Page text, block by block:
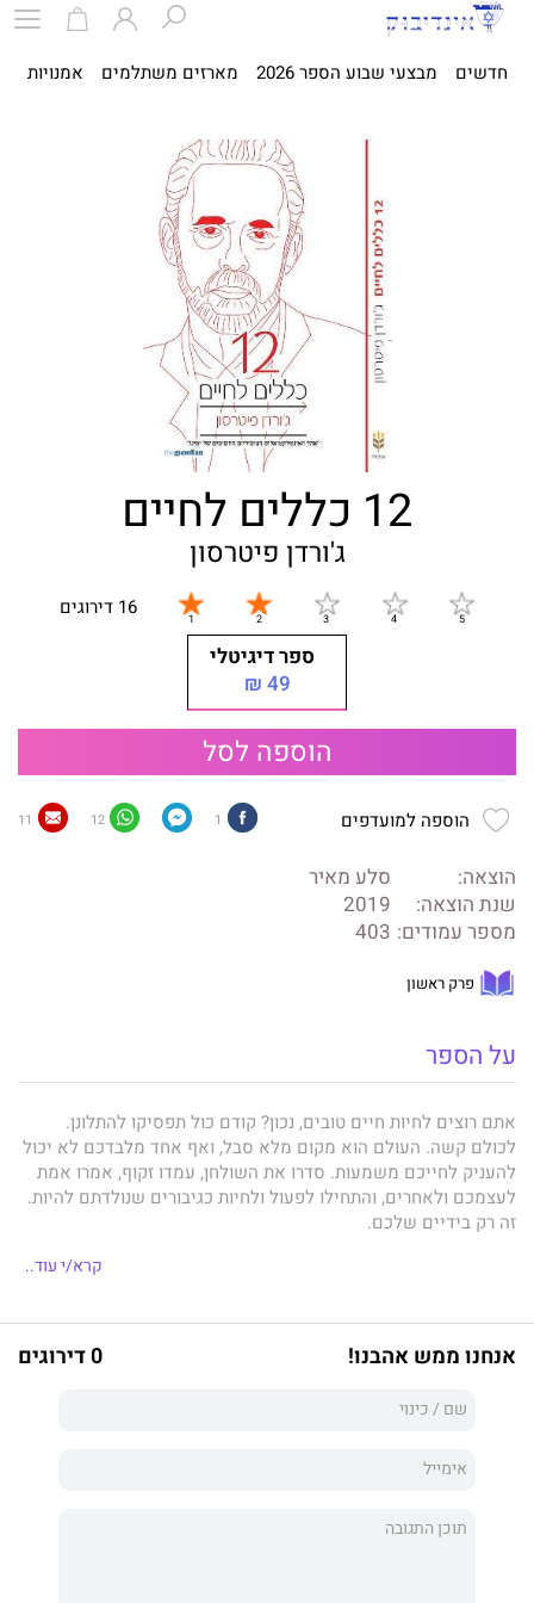
חדשים מבצעי שבוע הספר 2026 מארזים משתלמים אמנויות
12 כללים לחיים
ג'ורדן פיטרסון
16 דירוגים
ספר דיגיטלי
49 ₪
הוספה לסל
הוספה למועדפים 1
12
11
הוצאה:
סלע מאיר
שנת הוצאה:
2019
מספר עמודים: 403
פרק ראשון
על הספר
אתם רוצים לחיות חיים טובים, נכון? קודם כול תפסיקו להתלונן.
לכולם קשה. העולם הוא מקום מלא סבל, ואף אחד מלבדכם לא יכול
להעניק לחייכם משמעות. סדרו את השולחן, עמדו זקוף, אמרו אמת
לעצמכם ולאחרים, והתחילו לפעול ולחיות כגיבורים שנולדתם להיות.
זה רק בידיים שלכם.
מאוניברסיטת טורונטו. בספטמבר 2016 העלה פיטרסון סרטון הכולל
ביקורת רהוטה ומנומקת על חוק שהכפיף את חופש הדיבור לתיאוריות
הפוסט-מודרניזם, ולאחד מהוגי הדעות הידועים והמדוברים ביותר
גשרים בין תיאוריות פילוסופיות, עובדות ביולוגיות, מיתוסים דתיים,
קרא/י עוד..
אנחנו ממש אהבנו! 0 דירוגים